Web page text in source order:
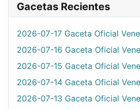
Gacetas Recientes
2026-07-17 Gaceta Oficial
2026-07-16 Gaceta Oficial
2026-07-15 Gaceta Oficial
2026-07-14 Gaceta Oficial
2026-07-13 Gaceta Oficial